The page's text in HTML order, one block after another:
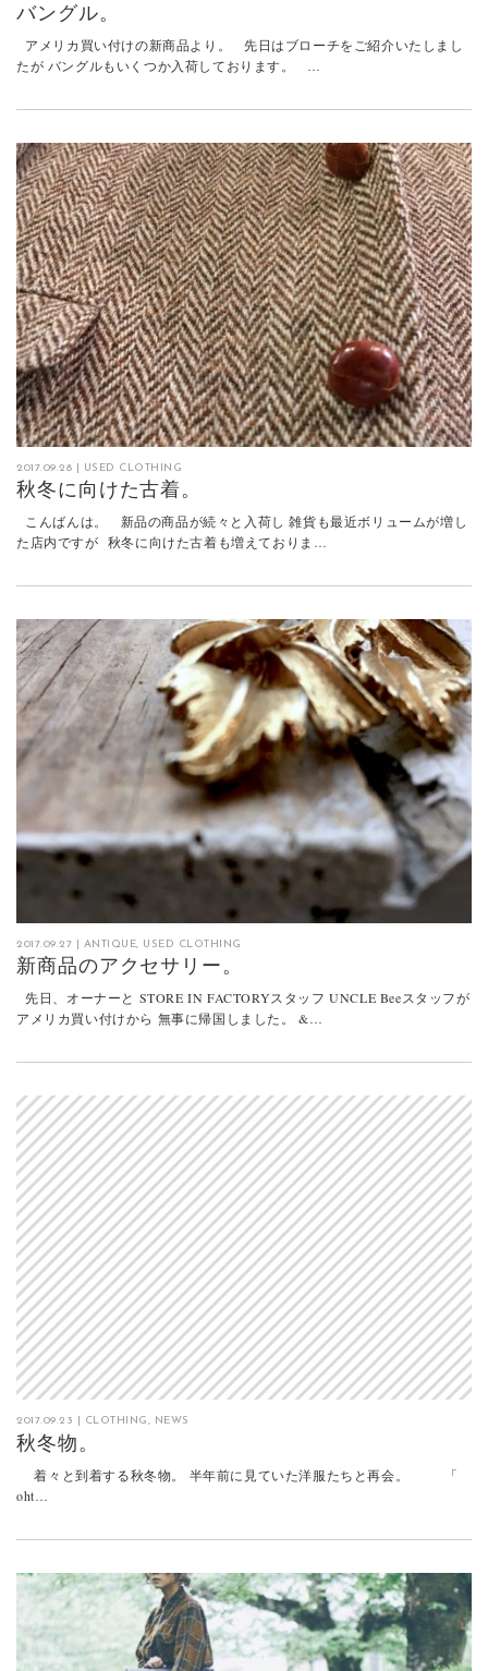
バングル。
アメリカ買い付けの新商品より。 先日はブローチをご紹介いたしまし
たが バングルもいくつか入荷しております。 …
2017.09.28 USED CLOTHING
秋冬に向けた古着。
こんばんは。 新品の商品が続々と入荷し 雑貨も最近ボリュームが増し
た店内ですが 秋冬に向けた古着も増えておりま…
2017.09.27 ANTIQUE, USED CLOTHING
新商品のアクセサリー。
先日、オーナーと STORE IN FACTORYスタッフ UNCLE Beeスタッフが
アメリカ買い付けから 無事に帰国しました。 &…
2017.09.23 CLOTHING, NEWS
秋冬物。
着々と到着する秋冬物。 半年前に見ていた洋服たちと再会。 「
oht…